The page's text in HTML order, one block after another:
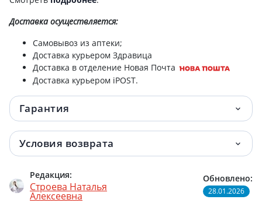
Доставкаосуществляется:
Самовывоз из аптеки;
Доставка курьером Здравица
Доставка в отделение Новая Почта
Доставка курьером iPOST.
Гарантия
Условия возврата
Редакция:
Строева Наталья
Алексеевна
Обновлено:
28.01.2026